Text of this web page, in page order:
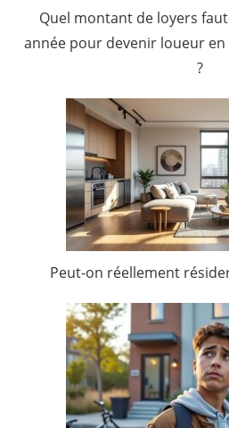
Quel montant de loyers
année pour devenir loueur
?
Peut-on réellement